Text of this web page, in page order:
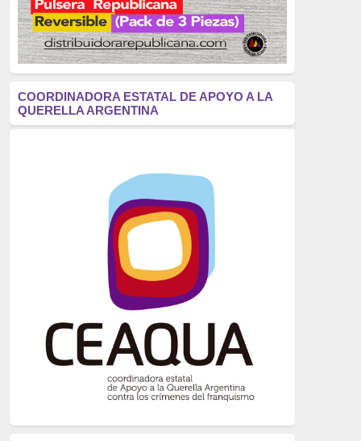
genocidio
(1234)
mujer
(1070)
Eventos
(914)
Crímenes del franquismo
(721)
(699)
(607)
neofranquismo
(567)
Justicia Universal
Derechos Humanos
(522)
Nacionalcatolicismo
(514)
COORDINADORA ESTATAL DE APOYO A LA
QUERELLA ARGENTINA